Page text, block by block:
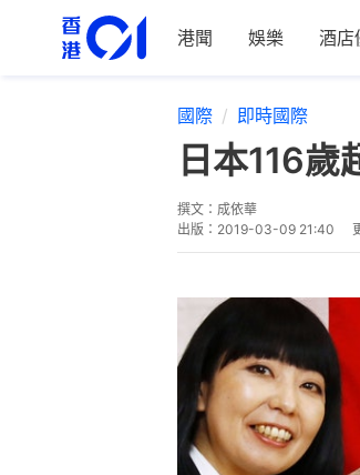
港聞 娛樂 酒店
國際 即時國際
日本116
撰文： 成依華
出版： 2019-03-09 21:40